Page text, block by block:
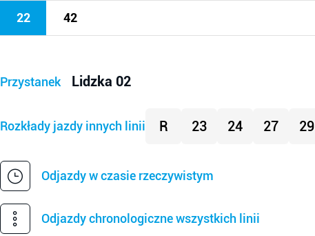
22 42
Przystanek Lidzka 02
Rozkłady jazdy innych linii R 23 24 27 29
Odjazdy w czasie rzeczywistym
Odjazdy chronologiczne wszystkich linii